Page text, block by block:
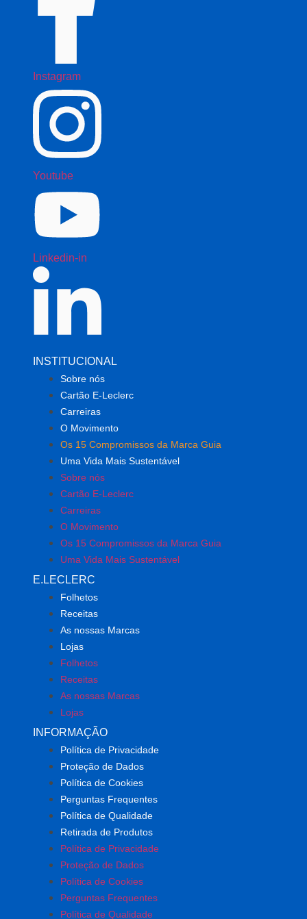
Instagram
Youtube
Linkedin-in
INSTITUCIONAL
Sobre nós
Cartão E-Leclerc
Carreiras
O Movimento
Os 15 Compromissos da Marca Guia
Uma Vida Mais Sustentável
Sobre nós
Cartão E-Leclerc
Carreiras
O Movimento
Os 15 Compromissos da Marca Guia
Uma Vida Mais Sustentável
E.LECLERC
Folhetos
Receitas
As nossas Marcas
Lojas
Folhetos
Receitas
As nossas Marcas
Lojas
INFORMAÇÃO
Política de Privacidade
Proteção de Dados
Política de Cookies
Perguntas Frequentes
Política de Qualidade
Retirada de Produtos
Política de Privacidade
Proteção de Dados
Política de Cookies
Perguntas Frequentes
Política de Qualidade